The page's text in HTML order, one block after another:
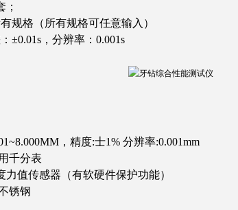
；
规格（所有规格可任意输入）
±0.01s，分辨率：0.001s
，精度:士1% 分辨率:0.001mm
千分表
力值传感器（有软硬件保护功能）
锈钢